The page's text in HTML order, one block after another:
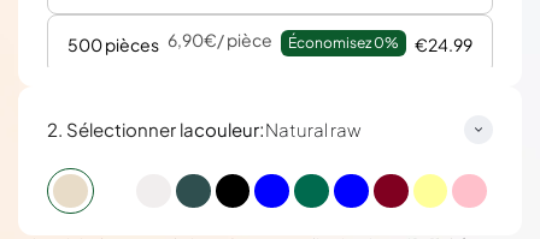
500 pièces 6,90€/ pièce Économisez 0% €24.99
2000 pièces
2. Sélectionner lacouleur:Natural raw